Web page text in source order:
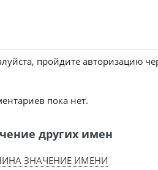
пройдите авторизацию
пока нет.
других имен
ЗНАЧЕНИЕ ИМЕНИ